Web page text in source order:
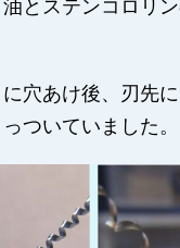
とステンコロリ
穴あけ後、刃先
ついていました。